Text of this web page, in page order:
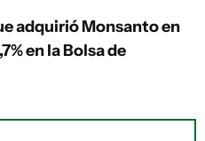
adquirió Monsanto en
en la Bolsa de